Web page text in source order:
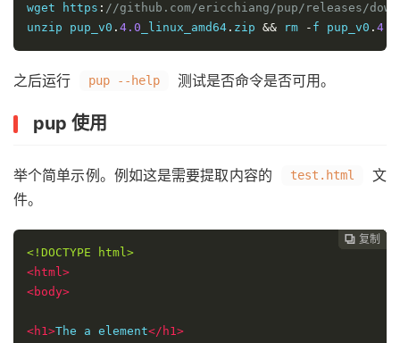
wget https : //github.com/ericchiang/pup/releases/
unzip pup_v0 . 4.0 _linux_amd64 . zip && rm - f pup_v0 . 4.0
之后运行 pup --help 测试是否命令是否可用。
pup 使用
举个简单示例。例如这是需要提取内容的 test.html
文
件。
 复制
 复制
 复制
 复制
 复制
<!DOCTYPE html>
<html>
<body>
<h1>The a element</h1>